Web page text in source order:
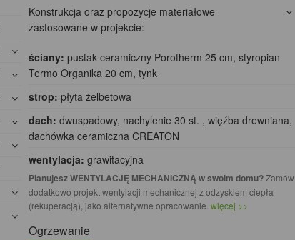
Konstrukcja oraz propozycje materiałowe
zastosowane w projekcie:
ściany: pustak ceramiczny Porotherm 25 cm, styropian
Termo Organika 20 cm, tynk
strop: płyta żelbetowa
dach: dwuspadowy, nachylenie 30 st. , więźba drewniana,
dachówka ceramiczna CREATON
wentylacja: grawitacyjna
Planujesz WENTYLACJĘ MECHANICZNĄ w swoim domu?Zamów
dodatkowo projekt wentylacji mechanicznej z odzyskiem ciepła
(rekuperacją), jako alternatywne opracowanie.więcej >>
Ogrzewanie